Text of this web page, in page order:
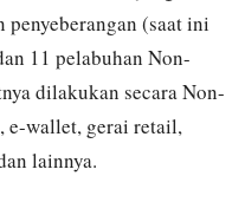
(saat ini
11 pelabuhan Non-
dilakukan secara Non-
e-wallet, gerai retail,
lainnya.